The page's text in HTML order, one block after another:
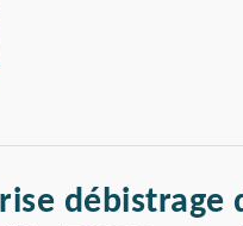
débistrage